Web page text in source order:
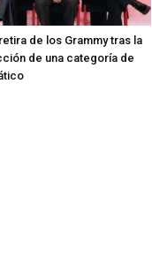
de los Grammy tras la
de una categoría de